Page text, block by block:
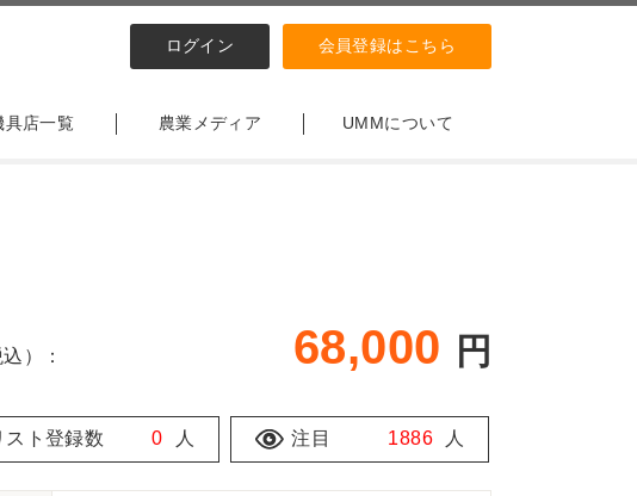
ログイン 会員登録はこちら
具店一覧 農業メディア UMMについて
）： 68,000 円
スト登録数 0 人 注目 1886 人